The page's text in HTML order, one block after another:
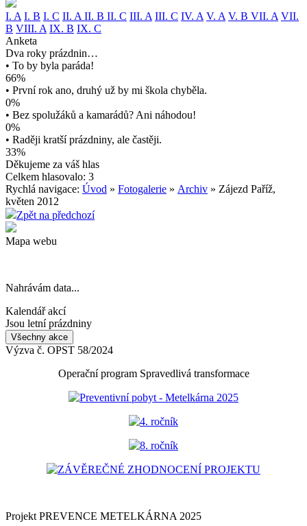
I. A I. B I. C II. A II. B II. C III. A III. C IV. A V. A V. B VII. A VII.
B VIII. A IX. B IX. C
Anketa
Dva roky prázdnin…
• To by byla paráda!
66%
• První rok ano, druhý už by mi škola chyběla.
0%
• Bez spolužáků a kamarádů? Ani náhodou!
0%
• Raději kratší prázdniny, ale častěji.
33%
Děkujeme za váš hlas
Celkem hlasovalo: 3
Rychlá navigace: Úvod » Fotogalerie » Archiv » Zájezd Paříž,
květen 2012
Zpět na předchozí
Mapa webu
Nahrávám data...
Kalendář akcí
Jsou letní prázdniny
Všechny akce
Výzva č. OPST 58/2024
Operační program Spravedlivá transformace
Preventivní pobyt - Metelkárna 2025
4. ročník
8. ročník
ZÁVĚREČNÉ ZHODNOCENÍ PROJEKTU
Projekt PREVENCE METELKÁRNA 2025